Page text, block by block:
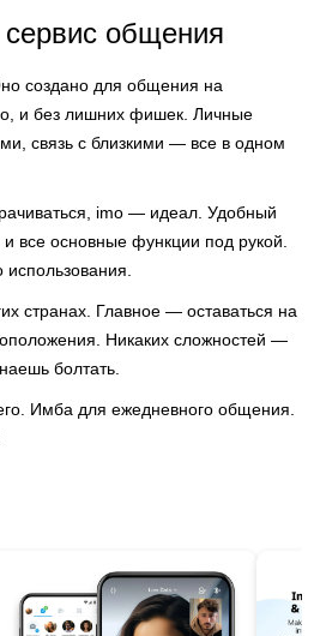
общения
создано для общения на
и без лишних фишек. Личные
связь с близкими — все в одном
imo — идеал. Удобный
все основные функции под рукой.
странах. Главное — оставаться на
Никаких сложностей —
болтать.
Имба для ежедневного общения.